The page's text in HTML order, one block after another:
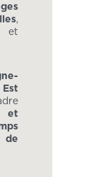
,
et
et
de